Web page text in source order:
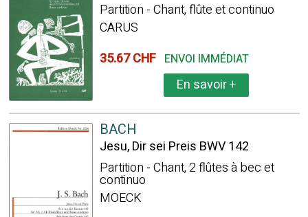
Partition - Chant, flûte et continuo
CARUS
35.67 CHF ENVOI IMMÉDIAT
En savoir+
BACH
Jesu, Dir sei Preis BWV 142
Partition - Chant, 2 flûtes à bec et
continuo
MOECK